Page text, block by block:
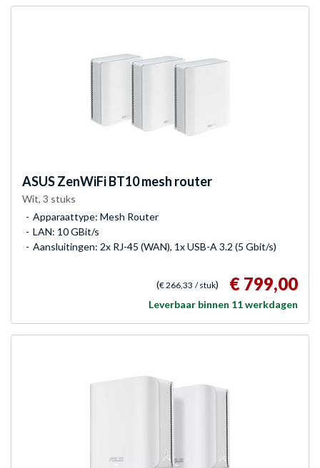
ASUSZenWiFi BT10 mesh router
Wit, 3 stuks
Apparaattype: Mesh Router
LAN: 10 GBit/s
Aansluitingen: 2x RJ-45 (WAN), 1x USB-A 3.2 (5 Gbit/s)
(€ 266,33 / stuk) € 799,00
Leverbaar binnen 11 werkdagen